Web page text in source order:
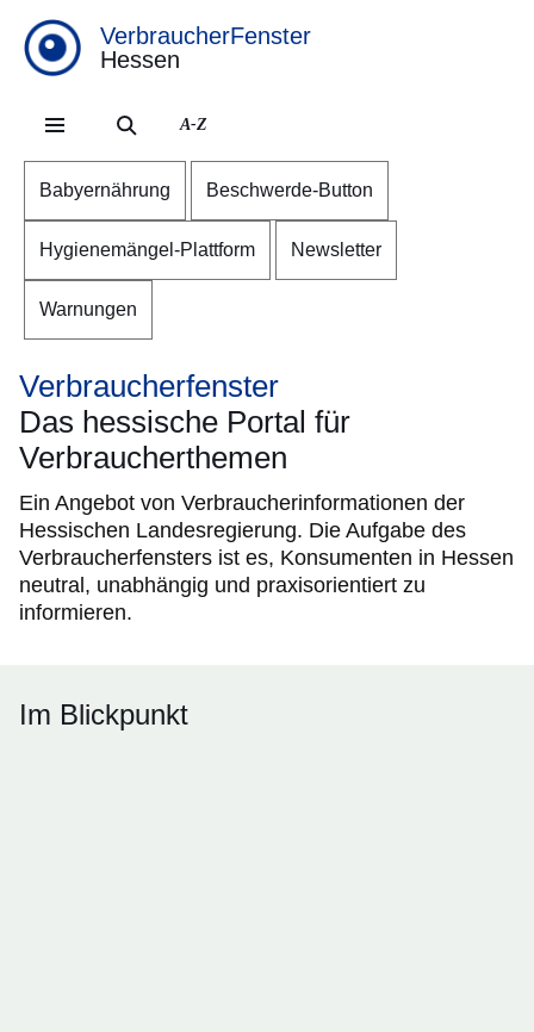
VerbraucherFenster
Hessen
A-Z
Babyernährung Beschwerde-Button
Hygienemängel-Plattform Newsletter
Warnungen
Verbraucherfenster
Das hessische Portal für
Verbraucherthemen
Ein Angebot von Verbraucherinformationen der
Hessischen Landesregierung. Die Aufgabe des
Verbraucherfensters ist es, Konsumenten in Hessen
neutral, unabhängig und praxisorientiert zu
informieren.
Im Blickpunkt